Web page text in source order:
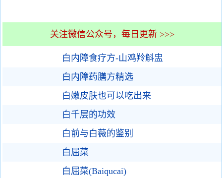
关注微信公众号，每日更新 >>>
白内障食疗方-山鸡羚斛盅
白内障药膳方精选
白嫩皮肤也可以吃出来
白千层的功效
白前与白薇的鉴别
白屈菜
白屈菜(Baiqucai)